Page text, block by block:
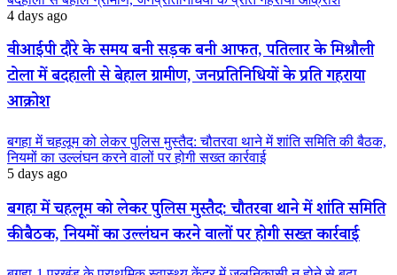
4 days ago
वीआईपी दौरे के समय बनी सड़क बनी आफत, पतिलार के मिश्रौली
टोला में बदहाली से बेहाल ग्रामीण, जनप्रतिनिधियों के प्रति गहराया
आक्रोश
बगहा में चहलूम को लेकर पुलिस मुस्तैद: चौतरवा थाने में शांति समिति की बैठक,
नियमों का उल्लंघन करने वालों पर होगी सख्त कार्रवाई
5 days ago
बगहा में चहलूम को लेकर पुलिस मुस्तैद: चौतरवा थाने में शांति समिति
की बैठक, नियमों का उल्लंघन करने वालों पर होगी सख्त कार्रवाई